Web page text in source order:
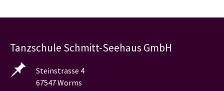
Tanzschule Schmitt-Seehaus GmbH
Steinstrasse 4
67547 Worms